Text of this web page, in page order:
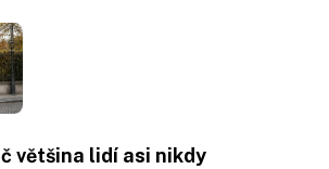
většina lidí asi nikdy